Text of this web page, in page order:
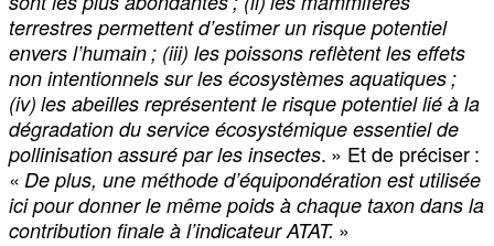
terrestres permettent d’estimer un risque potentiel
envers l’humain ; (iii) les poissons reflètent les effets
non intentionnels sur les écosystèmes aquatiques ;
(iv) les abeilles représentent le risque potentiel lié à la
dégradation du service écosystémique essentiel de
pollinisation assuré par les insectes. » Et de préciser :
« De plus, une méthode d’équipondération est utilisée
ici pour donner le même poids à chaque taxon dans la
contribution finale à l’indicateur ATAT. »